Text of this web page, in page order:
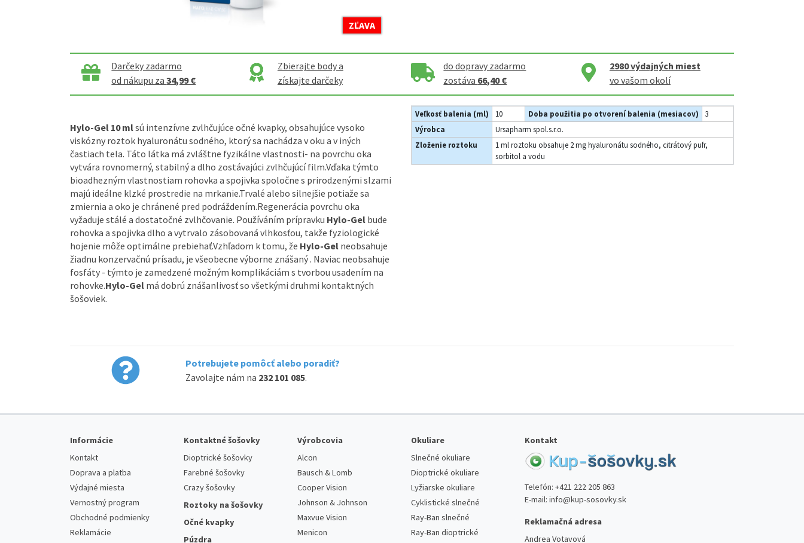
ZĽAVA
Darčeky zadarmo
od nákupu za34,99 €
Zbierajte body a
získajte darčeky
do dopravy zadarmo
zostáva 66,40 €
2980výdajných miest
vo vašom okolí
Hylo-Gel 10 mlsú intenzívne zvlhčujúce očné kvapky, obsahujúce vysoko
viskózny roztok hyaluronátu sodného, ktorý sa nachádza v oku a v iných
častiach tela. Táto látka má zvláštne fyzikálne vlastnosti- na povrchu oka
vytvára rovnomerný, stabilný a dlho zostávajúci zvlhčujúcí film.Vďaka týmto
bioadhezným vlastnostiam rohovka a spojivka spoločne s prirodzenými slzami
majú ideálne klzké prostredie na mrkanie.Trvalé alebo silnejšie potiaže sa
zmiernia a oko je chránené pred podráždením.Regenerácia povrchu oka
vyžaduje stálé a dostatočné zvlhčovanie. Používáním prípravku Hylo-Gel bude
rohovka a spojivka dlho a vytrvalo zásobovaná vlhkosťou, takže fyziologické
hojenie môže optimálne prebiehať.Vzhľadom k tomu, že Hylo-Gel neobsahuje
žiadnu konzervačnú prísadu, je všeobecne výborne znášaný . Naviac neobsahuje
fosfáty - týmto je zamedzené možným komplikáciám s tvorbou usadením na
rohovke.Hylo-Gel má dobrú znášanlivosť so všetkými druhmi kontaktných
šošoviek.
Veľkosť balenia (ml) 10 Doba použitia po otvorení balenia (mesiacov)
3
Výrobca
Ursapharm spol.s.r.o.
Zloženie roztoku
1 ml roztoku obsahuje 2 mg hyaluronátu sodného, citrátový pufr,
sorbitol a vodu
Potrebujete pomôcť alebo poradiť?
Zavolajte nám na 232 101 085.
Informácie
Kontakt
Doprava a platba
Výdajné miesta
Vernostný program
Obchodné podmienky
Reklamácie
Kontaktné šošovky
Dioptrické šošovky
Farebné šošovky
Crazy šošovky
Roztoky na šošovky
Očné kvapky
Púzdra
Výrobcovia
Alcon
Bausch & Lomb
Cooper Vision
Johnson & Johnson
Maxvue Vision
Menicon
Okuliare
Slnečné okuliare
Dioptrické okuliare
Lyžiarske okuliare
Cyklistické slnečné
Ray-Ban slnečné
Ray-Ban dioptrické
Kontakt
Telefón: +421 222 205 863
E-mail: info@kup-sosovky.sk
Reklamačná adresa
Andrea Votavová